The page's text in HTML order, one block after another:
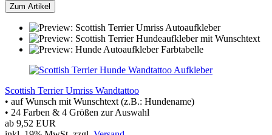
Zum Artikel
Scottish Terrier Umriss Wandtattoo
• auf Wunsch mit Wunschtext (z.B.: Hundename)
• 24 Farben & 4 Größen zur Auswahl
ab 9,52 EUR